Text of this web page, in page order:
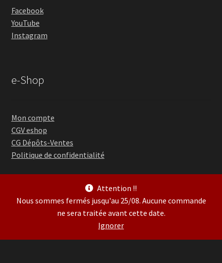
Attention !!
Nous sommes fermés jusqu'au 25/08. Aucune commande
ne sera traitée avant cette date.
Ignorer
Facebook
YouTube
Instagram
e-Shop
Mon compte
CGV eshop
CG Dépôts-Ventes
Politique de confidentialité
© Guitare Village 2026